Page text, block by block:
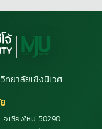
ทยาลัยเชิงนิเวศ
.เชียงใหม่ 50290